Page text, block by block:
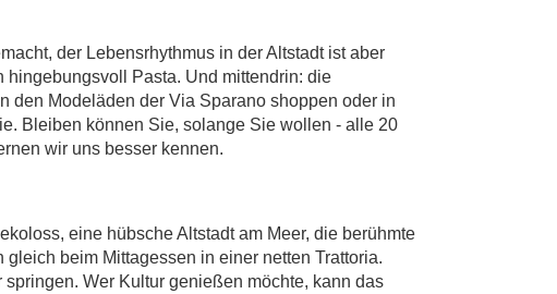
der Lebensrhythmus in der Altstadt ist aber
hingebungsvoll Pasta. Und mittendrin: die
den Modeläden der Via Sparano shoppen oder in
Bleiben können Sie, solange Sie wollen - alle 20
wir uns besser kennen.
eine hübsche Altstadt am Meer, die berühmte
beim Mittagessen in einer netten Trattoria.
Wer Kultur genießen möchte, kann das